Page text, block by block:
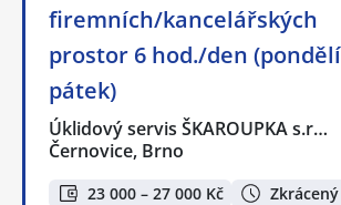
firemních/kancelářských
prostor 6 hod./den
pátek)
Úklidový servis ŠKAROUPKA s.r…
Černovice, Brno
23 000 – 27 000 Kč